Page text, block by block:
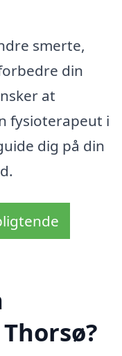
smerte,
din
at
fysioterapeut i
dig på din